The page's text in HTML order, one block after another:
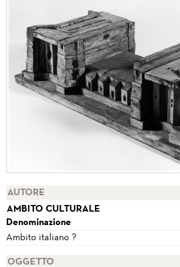
AUTORE
AMBITO CULTURALE
Denominazione
Ambito italiano ?
OGGETTO